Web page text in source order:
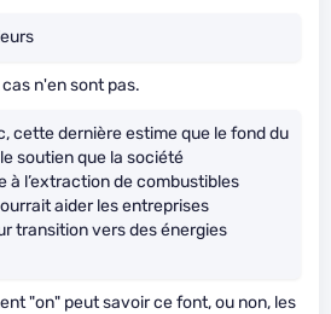
n'en sont pas.
cette dernière estime que le fond du
soutien que la société
à l’extraction de combustibles
aider les entreprises
transition vers des énergies
"on" peut savoir ce font, ou non, les